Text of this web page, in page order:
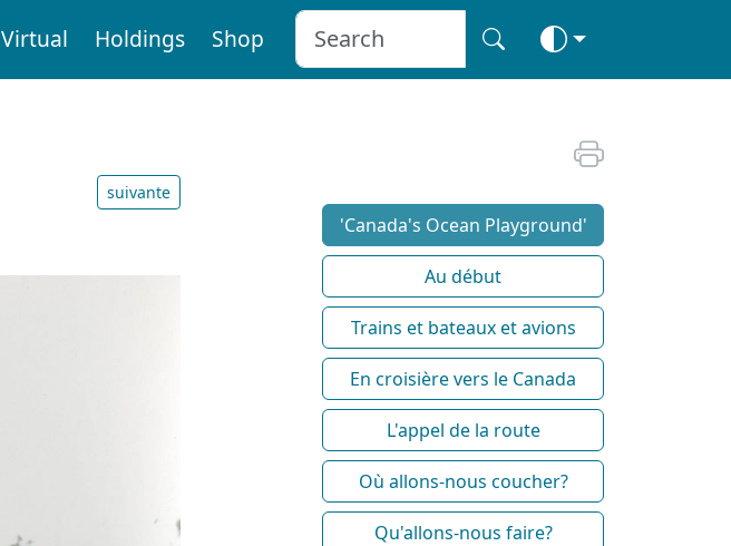
Virtual Holdings Shop
suivante
'Canada's Ocean Playground'
Au début
Trains et bateaux et avions
En croisière vers le Canada
L'appel de la route
Où allons-nous coucher?
Qu'allons-nous faire?